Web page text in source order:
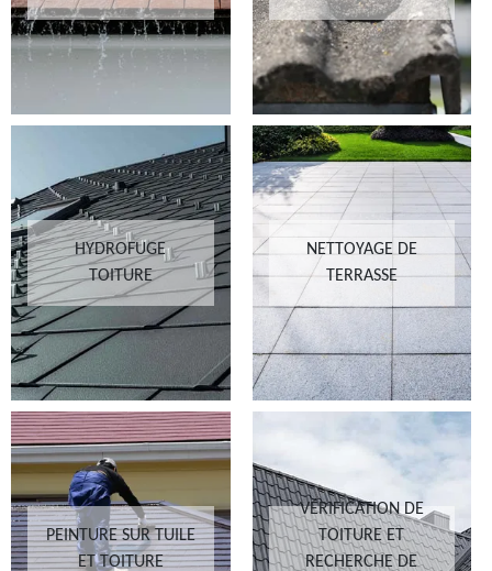
HYDROFUGE
TOITURE
NETTOYAGE DE
TERRASSE
PEINTURE SUR TUILE
ET TOITURE
VÉRIFICATION DE
TOITURE ET
RECHERCHE DE